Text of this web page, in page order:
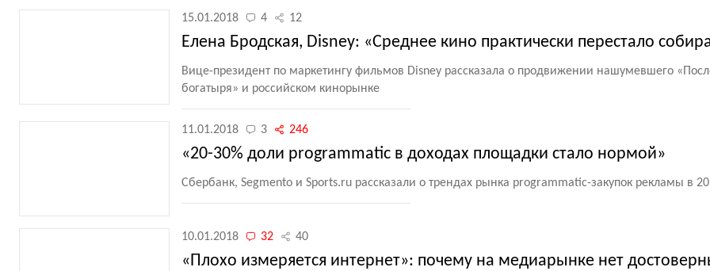
15.01.2018 4 12
Елена Бродская, Disney: «Среднее кино практически перестало
Вице-президент по маркетингу фильмов Disney рассказала о продвижении нашумевшего «
богатыря» и российском кинорынке
11.01.2018 3 246
«20-30% доли programmatic в доходах площадки стало нормой»
Сбербанк, Segmento и Sports.ru рассказали о трендах рынка programmatic-закупок рекламы в
10.01.2018 32 40
«Плохо измеряется интернет»: почему на медиарынке нет